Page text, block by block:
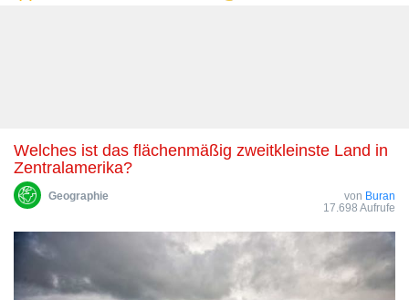
Welches ist das flächenmäßig zweitkleinste Land in
Zentralamerika?
Geographie von Buran
17.698 Aufrufe